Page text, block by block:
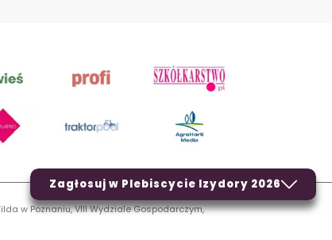
Zagłosuj w Plebiscycie Izydory 2026
w Poznaniu, VIII Wydziale Gospodarczym,